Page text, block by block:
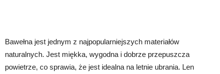
Bawełna jest jednym z najpopularniejszych materiałów
naturalnych. Jest miękka, wygodna i dobrze przepuszcza
powietrze, co sprawia, że jest idealna na letnie ubrania. Len